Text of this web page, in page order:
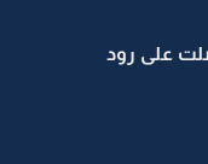
على رود